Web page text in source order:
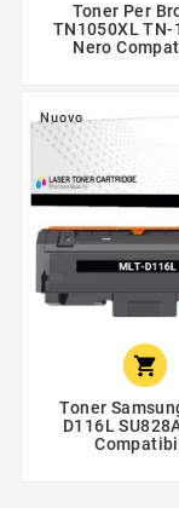
Toner Per
TN1050XL TN-
Nero
Nuovo

Toner
D116L